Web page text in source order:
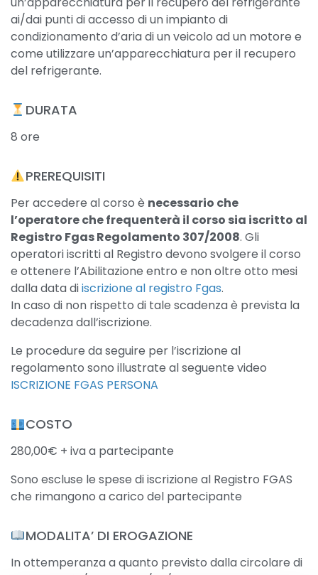
ai/dai punti di accesso di un impianto di
condizionamento d’aria di un veicolo ad un motore e
come utilizzare un’apparecchiatura per il recupero
del refrigerante.
DURATA
8 ore
PREREQUISITI
Per accedere al corso è necessario che
l’operatore che frequenterà il corso sia iscritto al
Registro Fgas Regolamento 307/2008. Gli
operatori iscritti al Registro devono svolgere il corso
e ottenere l’Abilitazione entro e non oltre otto mesi
dalla data diiscrizione al registro Fgas.
In caso di non rispetto di tale scadenza è prevista la
decadenza dall’iscrizione.
Le procedure da seguire per l’iscrizione al
regolamento sono illustrate al seguente video
ISCRIZIONE FGAS PERSONA
COSTO​
280,00€ + iva a partecipante
Sono escluse le spese di iscrizione al Registro FGAS
che rimangono a carico del partecipante
​MODALITA’ DI EROGAZIONE
In ottemperanza a quanto previsto dalla circolare di